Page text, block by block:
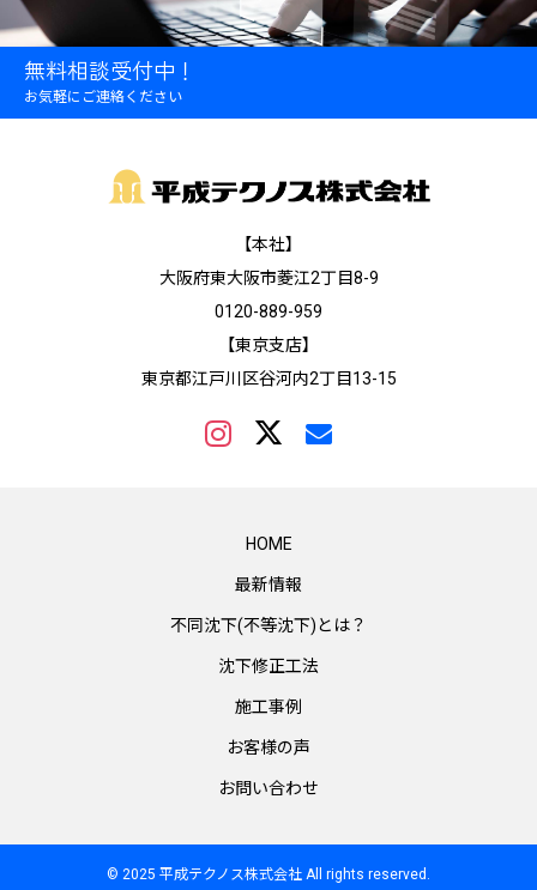
無料相談受付中！
お気軽にご連絡ください
【本社】
大阪府東大阪市菱江2丁目8-9
0120-889-959
【東京支店】
東京都江戸川区谷河内2丁目13-15
HOME
最新情報
不同沈下(不等沈下)とは？
沈下修正工法
施工事例
お客様の声
お問い合わせ
© 2025 平成テクノス株式会社 All rights reserved.